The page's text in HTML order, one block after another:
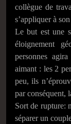
collègue de
s’appliquer à
Le but est une
éloignement
personnes
aimant : les 2
peu, ils
par conséquent,
Sort de rupture:
séparer un